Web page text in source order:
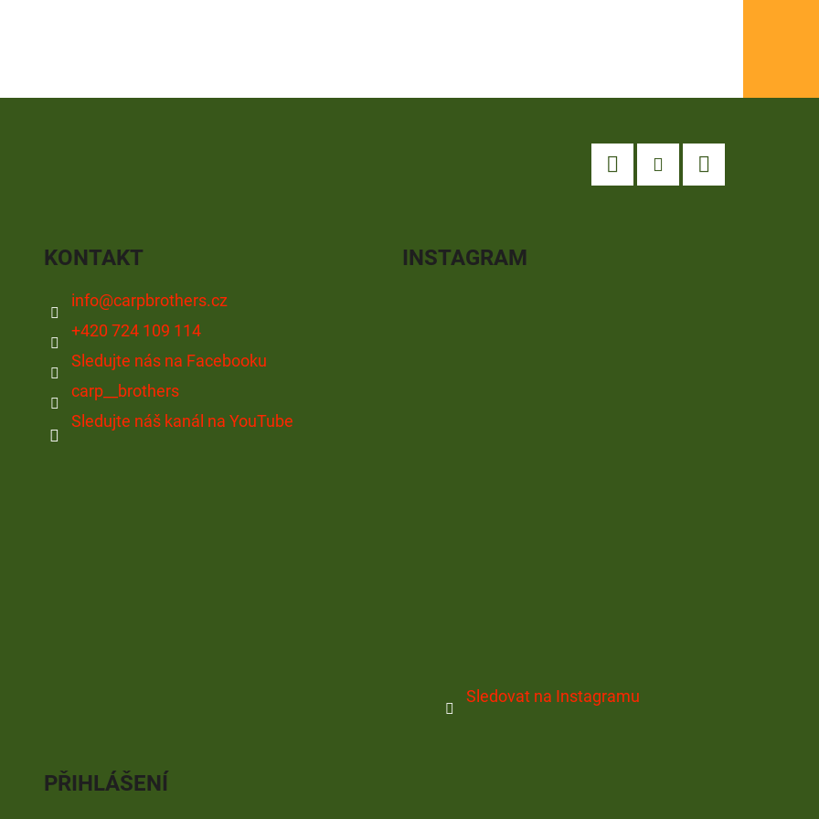
KONTAKT
info@carpbrothers.cz
+420 724 109 114
Sledujte nás na Facebooku
carp__brothers
Sledujte náš kanál na YouTube
INSTAGRAM
Sledovat na Instagramu
PŘIHLÁŠENÍ